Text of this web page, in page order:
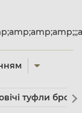
туфли броги